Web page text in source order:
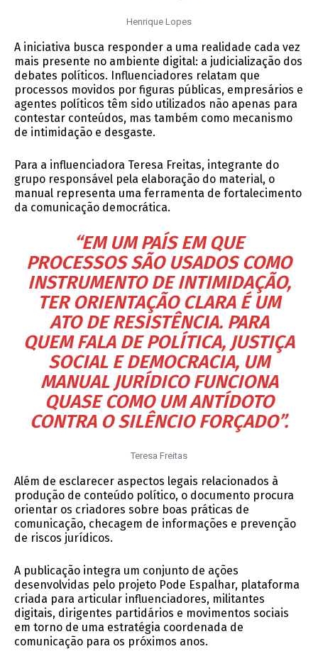
Henrique Lopes
A iniciativa busca responder a uma realidade cada vez
mais presente no ambiente digital: a judicialização dos
debates políticos. Influenciadores relatam que
processos movidos por figuras públicas, empresários e
agentes políticos têm sido utilizados não apenas para
contestar conteúdos, mas também como mecanismo
de intimidação e desgaste.
Para a influenciadora Teresa Freitas, integrante do
grupo responsável pela elaboração do material, o
manual representa uma ferramenta de fortalecimento
da comunicação democrática.
“EM UM PAÍS EM QUE
PROCESSOS SÃO USADOS COMO
INSTRUMENTO DE INTIMIDAÇÃO,
TER ORIENTAÇÃO CLARA É UM
ATO DE RESISTÊNCIA. PARA
QUEM FALA DE POLÍTICA, JUSTIÇA
SOCIAL E DEMOCRACIA, UM
MANUAL JURÍDICO FUNCIONA
QUASE COMO UM ANTÍDOTO
CONTRA O SILÊNCIO FORÇADO”.
Teresa Freitas
Além de esclarecer aspectos legais relacionados à
produção de conteúdo político, o documento procura
orientar os criadores sobre boas práticas de
comunicação, checagem de informações e prevenção
de riscos jurídicos.
A publicação integra um conjunto de ações
desenvolvidas pelo projeto Pode Espalhar, plataforma
criada para articular influenciadores, militantes
digitais, dirigentes partidários e movimentos sociais
em torno de uma estratégia coordenada de
comunicação para os próximos anos.